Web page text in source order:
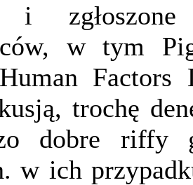
i
w tym
trochę
dobre riffy
w ich